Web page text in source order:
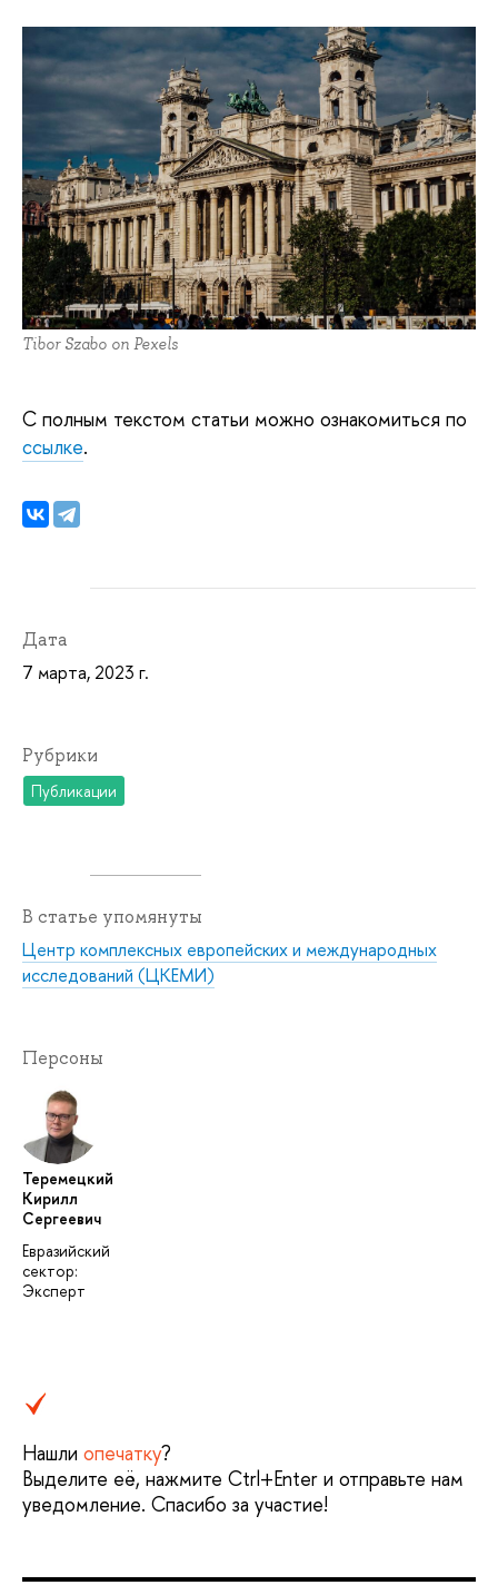
Tibor Szabo on Pexels
С полным текстом статьи можно ознакомиться по
ссылке.
Дата
7 марта, 2023 г.
Рубрики
Публикации
В статье упомянуты
Центр комплексных европейских и международных
исследований (ЦКЕМИ)
Персоны
Теремецкий
Кирилл
Сергеевич
Евразийский
сектор:
Эксперт
Нашли опечатку?
Выделите её, нажмите Ctrl+Enter и отправьте нам
уведомление. Спасибо за участие!